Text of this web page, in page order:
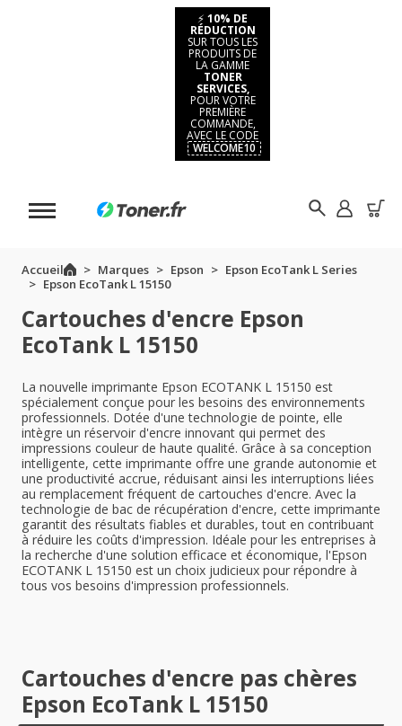
⚡ 10% DE
RÉDUCTION
SUR TOUS LES
PRODUITS DE
LA GAMME
TONER
SERVICES,
POUR VOTRE
PREMIÈRE
COMMANDE,
AVEC LE CODE
WELCOME10
Accueil Marques Epson
Epson EcoTank L Series
Epson EcoTank L 15150
Cartouches d'encre Epson
EcoTank L 15150
La nouvelle imprimante Epson ECOTANK L 15150 est
spécialement conçue pour les besoins des environnements
professionnels. Dotée d'une technologie de pointe, elle
intègre un réservoir d'encre innovant qui permet des
impressions couleur de haute qualité. Grâce à sa conception
intelligente, cette imprimante offre une grande autonomie et
une productivité accrue, réduisant ainsi les interruptions liées
au remplacement fréquent de cartouches d'encre. Avec la
technologie de bac de récupération d'encre, cette imprimante
garantit des résultats fiables et durables, tout en contribuant
à réduire les coûts d'impression. Idéale pour les entreprises à
la recherche d'une solution efficace et économique, l'Epson
ECOTANK L 15150 est un choix judicieux pour répondre à
tous vos besoins d'impression professionnels.
Cartouches d'encre pas chères
Epson EcoTank L 15150